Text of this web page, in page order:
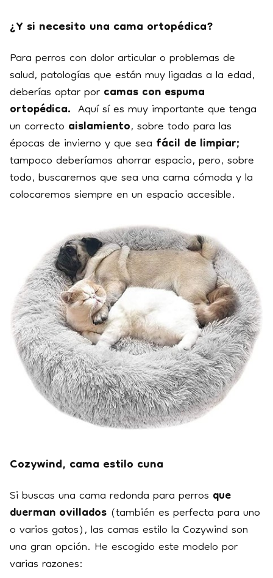
¿Y si necesito una cama ortopédica?
Para perros con dolor articular o problemas de
salud, patologías que están muy ligadas a la edad,
deberías optar porcamas con espuma
ortopédica. Aquí sí es muy importante que tenga
un correctoaislamiento, sobre todo para las
épocas de invierno y que seafácil de limpiar;
tampoco deberíamos ahorrar espacio, pero, sobre
todo, buscaremos que sea una cama cómoda y la
colocaremos siempre en un espacio accesible.
Cozywind, cama estilo cuna
Si buscas una cama redonda para perrosque
duerman ovillados(también es perfecta para uno
o varios gatos), las camas estilo la Cozywind son
una gran opción. He escogido este modelo por
varias razones: